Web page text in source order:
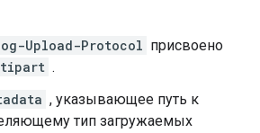
Upload-Protocol присвоено
.
, указывающее путь к
тип загружаемых